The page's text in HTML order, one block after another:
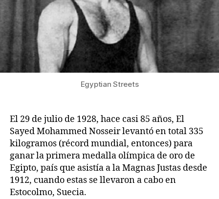
Egyptian Streets
El 29 de julio de 1928, hace casi 85 años, El
Sayed Mohammed Nosseir levantó en total 335
kilogramos (récord mundial, entonces) para
ganar la primera medalla olímpica de oro de
Egipto, país que asistía a la Magnas Justas desde
1912, cuando estas se llevaron a cabo en
Estocolmo, Suecia.